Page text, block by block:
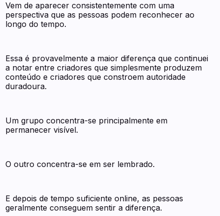
Vem de aparecer consistentemente com uma
perspectiva que as pessoas podem reconhecer ao
longo do tempo.
Essa é provavelmente a maior diferença que continuei
a notar entre criadores que simplesmente produzem
conteúdo e criadores que constroem autoridade
duradoura.
Um grupo concentra-se principalmente em
permanecer visível.
O outro concentra-se em ser lembrado.
E depois de tempo suficiente online, as pessoas
geralmente conseguem sentir a diferença.